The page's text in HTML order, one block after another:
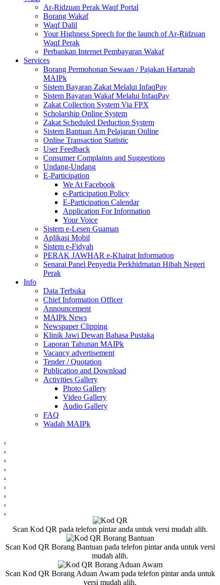
Ar-Ridzuan Perak Waqf Portal
Borang Wakaf
Waqf Dalil
Your Highness Speech for the launch of Ar-Ridzuan
Waqf Perak
Perbankan Internet Pembayaran Wakaf
Services
Borang Permohonan Sewaan / Pajakan Hartanah
MAIPk
Sistem Bayaran Zakat Melalui InfaqPay
Sistem Bayaran Wakaf Melalui InfaqPay
Zakat Collection System Via FPX
Scholarship Online System
Zakat Scheduled Deduction System
Sistem Bantuan Am Pelajaran Online
Online Transaction Statistic
User Feedback
Consumer Complaints and Suggestions
Undang-Undang
E-Participation
We At Facebook
e-Participation Policy
E-Participation Calendar
Application For Information
Your Voice
Sistem e-Lesen Guaman
Aplikasi Mobil
Sistem e-Fidyah
PERAK JAWHAR e-Khairat Information
Senarai Panel Penyedia Perkhidmatan Hibah Negeri
Perak
Info
Data Terbuka
Chief Information Officer
Announcement
MAIPk News
Newspaper Clipping
Klinik Jawi Dewan Bahasa Pustaka
Laporan Tahunan MAIPk
Vacancy advertisement
Tender / Quotation
Publication and Download
Activities Gallery
Photo Gallery
Video Gallery
Audio Gallery
FAQ
Wadah MAIPk
.
.
.
.
.
.
.
.
.
Scan Kod QR pada telefon pintar anda untuk versi mudah alih.
Scan Kod QR Borang Bantuan pada telefon pintar anda untuk versi
mudah alih.
Scan Kod QR Borang Aduan Awam pada telefon pintar anda untuk
versi mudah alih.